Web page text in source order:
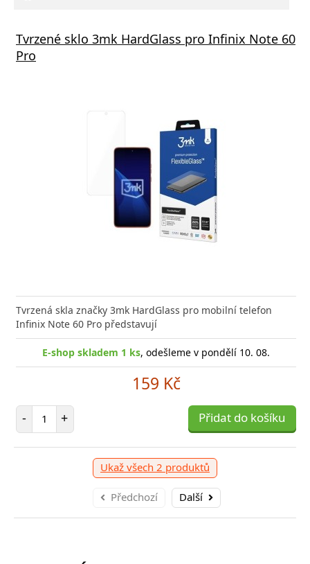
Tvrzené sklo 3mk HardGlass pro Infinix Note 60
Pro
Tvrzená skla značky 3mk HardGlass pro mobilní telefon
Infinix Note 60 Pro představují
E-shop skladem 1 ks, odešleme v pondělí 10. 08.
159 Kč
- Počet položek
+ Přidat do košíku
Ukaž všech 2 produktů
Předchozí Další